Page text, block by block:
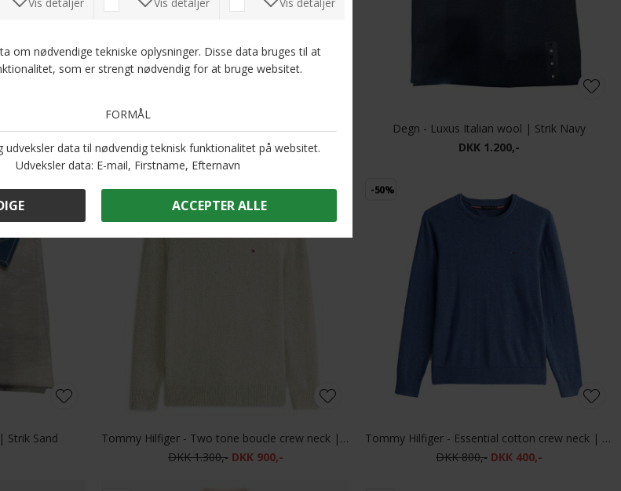
Ivory Petal
Wood Wood - Tay crew neck | Strik Eden Stripe
DKK 1.000,-
Degn - Luxus Italian wool | Strik Navy
DKK 1.200,-
Strik Sand
-31%
Tommy Hilfiger - Two tone boucle crew neck | Strik Dark Artichoke
DKK 1.300,- DKK 900,-
-50%
Tommy Hilfiger - Essential cotton crew neck | Strik
DKK 800,- DKK 400,-